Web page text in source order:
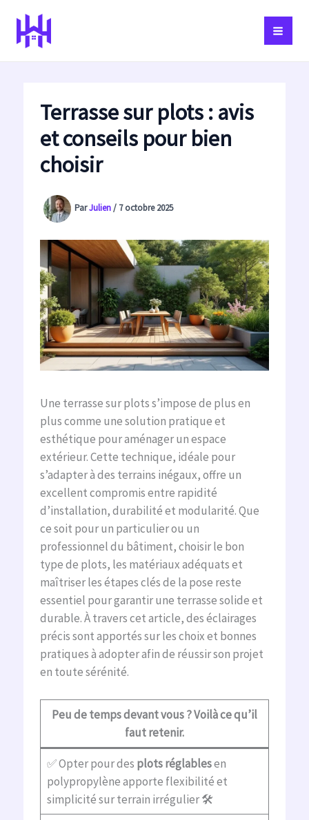
contenu
Terrasse sur plots : avis
et conseils pour bien
choisir
ParJulien/ 7 octobre 2025
Une terrasse sur plots s’impose de plus en
plus comme une solution pratique et
esthétique pour aménager un espace
extérieur. Cette technique, idéale pour
s’adapter à des terrains inégaux, offre un
excellent compromis entre rapidité
d’installation, durabilité et modularité. Que
ce soit pour un particulier ou un
professionnel du bâtiment, choisir le bon
type de plots, les matériaux adéquats et
maîtriser les étapes clés de la pose reste
essentiel pour garantir une terrasse solide et
durable. À travers cet article, des éclairages
précis sont apportés sur les choix et bonnes
pratiques à adopter afin de réussir son projet
en toute sérénité.
Peu de temps devant vous ? Voilà ce qu’il
faut retenir.
✅ Opter pour des plots réglablesen
polypropylène apporte flexibilité et
simplicité sur terrain irrégulier 🛠️